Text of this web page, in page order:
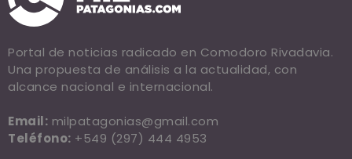
Portal de noticias radicado en Comodoro Rivadavia.
Una propuesta de análisis a la actualidad, con
alcance nacional e internacional.
Email: milpatagonias@gmail.com
Teléfono: +549 (297) 444 4953